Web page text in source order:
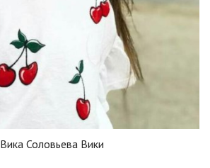
Вика Соловьева Вики